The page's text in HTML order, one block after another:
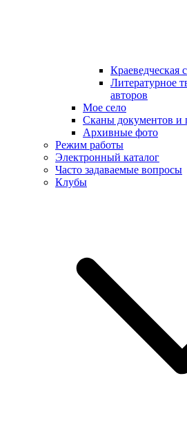
Литературное
авторов
Мое село
Сканы документов и
Архивные фото
Режим работы
Электронный каталог
Часто задаваемые вопросы
Клубы